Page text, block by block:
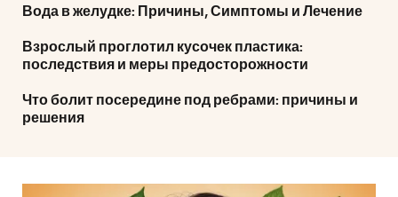
Вода в желудке: Причины, Симптомы и Лечение
Взрослый проглотил кусочек пластика:
последствия и меры предосторожности
Что болит посередине под ребрами: причины и
решения